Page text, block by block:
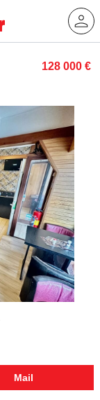
128 000 €
Mail